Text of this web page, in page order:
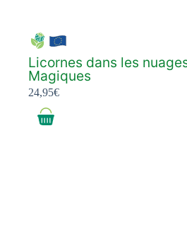
Licornes dans les
Magiques
24,95€